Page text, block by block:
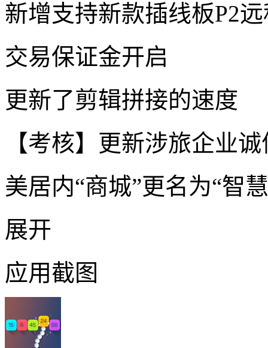
新增支持新款插线板P2
交易保证金开启
更新了剪辑拼接的速度
【考核】更新涉旅企业
美居内“商城”更名为“智
展开
应用截图